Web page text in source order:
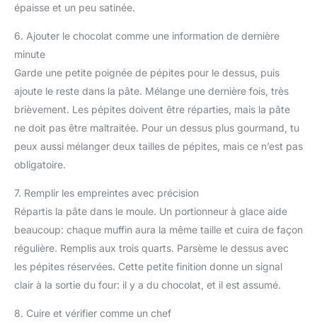
épaisse et un peu satinée.
6. Ajouter le chocolat comme une information de dernière
minute
Garde une petite poignée de pépites pour le dessus, puis
ajoute le reste dans la pâte. Mélange une dernière fois, très
brièvement. Les pépites doivent être réparties, mais la pâte
ne doit pas être maltraitée. Pour un dessus plus gourmand, tu
peux aussi mélanger deux tailles de pépites, mais ce n’est pas
obligatoire.
7. Remplir les empreintes avec précision
Répartis la pâte dans le moule. Un portionneur à glace aide
beaucoup: chaque muffin aura la même taille et cuira de façon
régulière. Remplis aux trois quarts. Parsème le dessus avec
les pépites réservées. Cette petite finition donne un signal
clair à la sortie du four: il y a du chocolat, et il est assumé.
8. Cuire et vérifier comme un chef